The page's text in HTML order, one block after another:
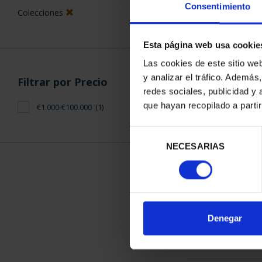
Consentimiento
Esta página web usa
Las cookies de este sitio
y analizar el tráfico.
redes sociales, publicidad y
que hayan recopilado a
consentimiento
NECESARIAS
Denegar
Colecciones
Filtrar por Precio
€1.000-€100.000 (1)
CIUDADES
LA
ORDENAR POR: